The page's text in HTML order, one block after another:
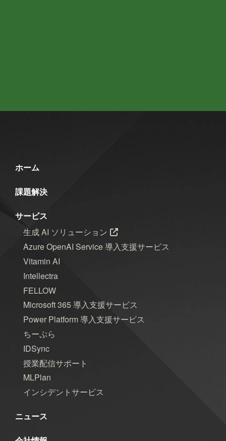
ホーム
課題解決
サービス
生成 AI ソリューション
Azure OpenAI Service 導入支援サービス
Vitamin AI
Intellectra
FELLOW
Microsoft 365 導入支援サービス
Power Platform 導入支援サービス
ちーぷら
IDSync
授業配信サポート
MLPlan
インシデントサービス
ニュース